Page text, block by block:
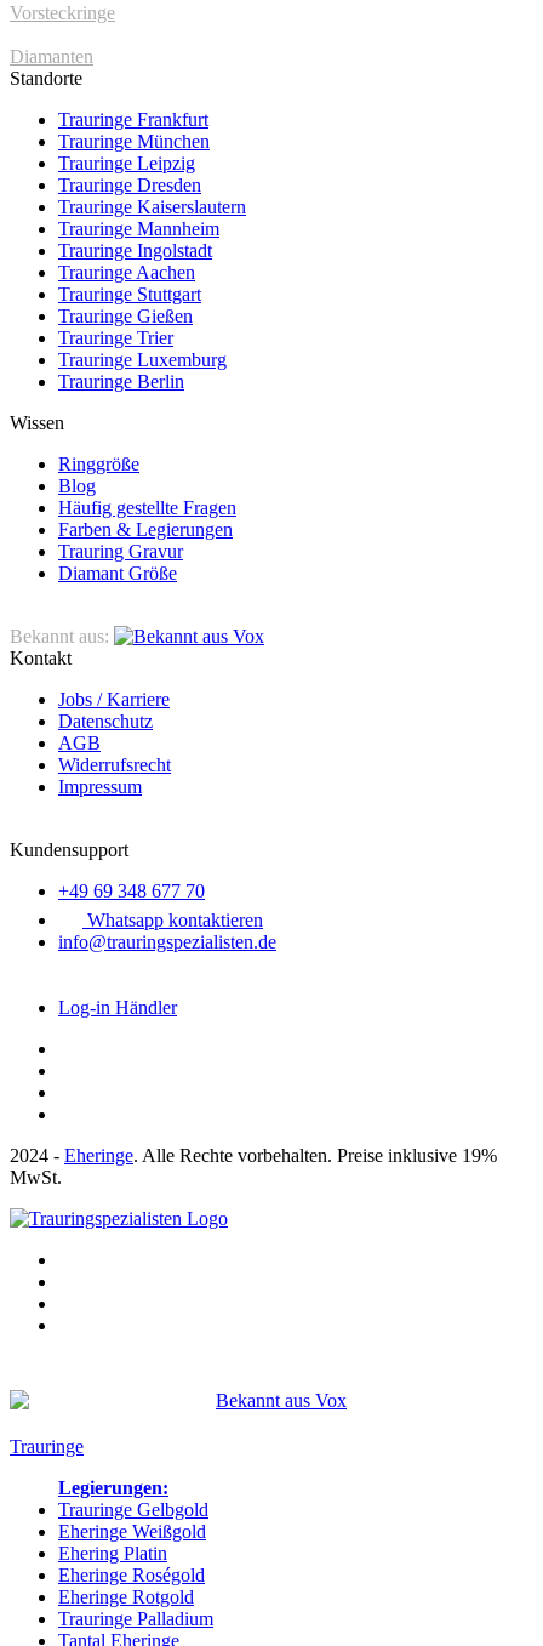
Vorsteckringe
Diamanten
Standorte
Trauringe Frankfurt
Trauringe München
Trauringe Leipzig
Trauringe Dresden
Trauringe Kaiserslautern
Trauringe Mannheim
Trauringe Ingolstadt
Trauringe Aachen
Trauringe Stuttgart
Trauringe Gießen
Trauringe Trier
Trauringe Luxemburg
Trauringe Berlin
Wissen
Ringgröße
Blog
Häufig gestellte Fragen
Farben & Legierungen
Trauring Gravur
Diamant Größe
Bekannt aus:
Kontakt
Jobs / Karriere
Datenschutz
AGB
Widerrufsrecht
Impressum
Kundensupport
+49 69 348 677 70
Whatsapp kontaktieren
info@trauringspezialisten.de
Log-in Händler
2024 - Eheringe. Alle Rechte vorbehalten. Preise inklusive 19%
MwSt.
Trauringe
Legierungen:
Trauringe Gelbgold
Eheringe Weißgold
Ehering Platin
Eheringe Roségold
Eheringe Rotgold
Trauringe Palladium
Tantal Eheringe